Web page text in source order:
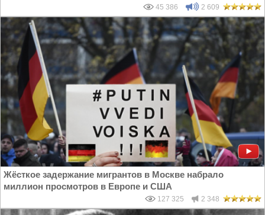
45 386 2 609
Жёсткое задержание мигрантов в Москве набрало
миллион просмотров в Европе и США
127 325 2 348